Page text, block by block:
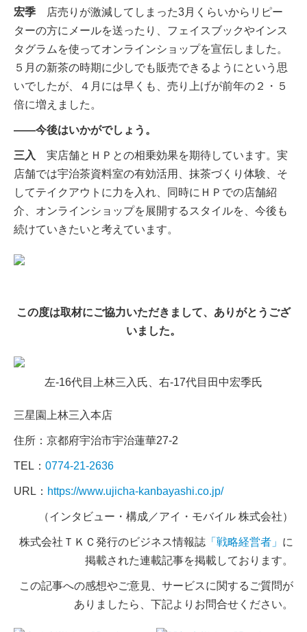
宏季 店売りが激減してしまった3月くらいからリピー
ターの方にメールを送ったり、フェイスブックやインス
タグラムを使ってオンラインショップを宣伝しました。
５月の新茶の時期に少しでも販売できるようにという思
いでしたが、４月には早くも、売り上げが前年の２・５
倍に増えました。
――今後はいかがでしょう。
三入
実店舗とＨＰとの相乗効果を期待しています。実
店舗では宇治茶資料室の有効活用、抹茶づくり体験、そ
してテイクアウトに力を入れ、同時にＨＰでの店舗紹
介、オンラインショップを展開するスタイルを、今後も
続けていきたいと考えています。
この度は取材にご協力いただきまして、ありがとうござ
いました。
左-16代目上林三入氏、右-17代目田中宏季氏
三星園上林三入本店
住所：京都府宇治市宇治蓮華27-2
TEL： 0774-21-2636
URL： https://www.ujicha-kanbayashi.co.jp/
（インタビュー・構成／アイ・モバイル 株式会社）
株式会社ＴＫＣ発行のビジネス情報誌 「戦略経営者」 に
掲載された連載記事を掲載しております。
この記事への感想やご意見、サービスに関するご質問が
ありましたら、下記よりお問合せください。